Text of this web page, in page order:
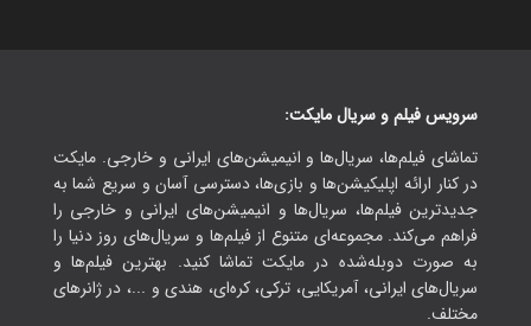
سرویس فیلم و سریال مایکت:
تماشای فیلم‌ها، سریال‌ها و انیمیشن‌های ایرانی و خارجی. مایکت
در کنار ارائه اپلیکیشن‌ها و بازی‌ها، دسترسی آسان و سریع شما به
جدیدترین فیلم‌ها، سریال‌ها و انیمیشن‌های ایرانی و خارجی را
فراهم می‌کند. مجموعه‌ای متنوع از فیلم‌ها و سریال‌های روز دنیا را
به صورت دوبله‌شده در مایکت تماشا کنید. بهترین فیلم‌ها و
سریال‌های ایرانی، آمریکایی، ترکی، کره‌ای، هندی و ...، در ژانرهای
مختلف.